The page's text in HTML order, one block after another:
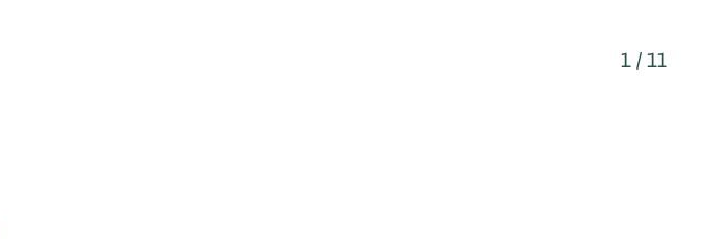
1 / 11